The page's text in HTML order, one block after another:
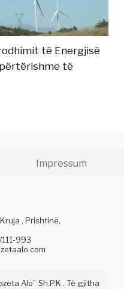
të Energjisë
të
Impressum
, Prishtinë,
993
Alo” Sh.P.K . Të gjitha